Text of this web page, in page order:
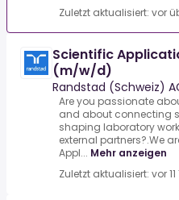
Zuletzt aktualisiert: vor
Scientific
(m/w/d)
Randstad (Schweiz)
Are you passionate
and about connecting
shaping laboratory
external partners?.We
Appl... Mehr anzeigen
Zuletzt aktualisiert: vor